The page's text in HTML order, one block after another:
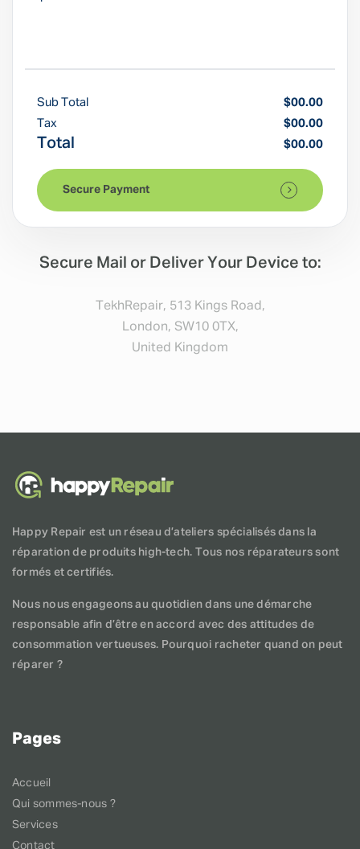
Sub Total
$00.00
Tax
$00.00
Total $00.00
Secure Payment
Secure Mail or Deliver Your Device to:
TekhRepair, 513 Kings Road,
London, SW10 0TX,
United Kingdom
Happy Repair est un réseau d’ateliers spécialisés dans la
réparation de produits high-tech. Tous nos réparateurs sont
formés et certifiés.
Nous nous engageons au quotidien dans une démarche
responsable afin d’être en accord avec des attitudes de
consommation vertueuses. Pourquoi racheter quand on peut
réparer ?
Pages
Accueil
Qui sommes-nous ?
Services
Contact